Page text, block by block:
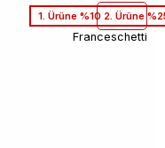
1. Ürüne %10 2. Ürüne
Franceschetti